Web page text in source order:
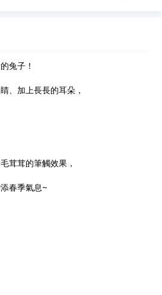
兔子！
、加上長長的耳朵，
茸茸的筆觸效果，
春季氣息~